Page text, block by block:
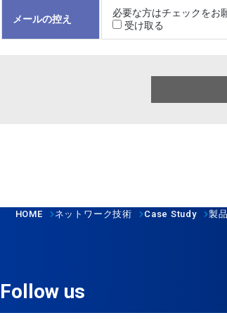
メールの控え
必要な方はチェックをお
受け取る
HOME ネットワーク技術 Case Study 製
Follow us